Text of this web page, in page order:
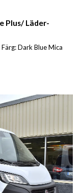
Plus/ Läder-
Dark Blue Mica